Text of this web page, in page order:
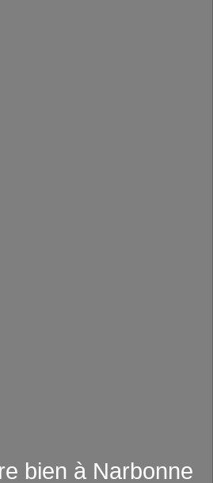
bien à Narbonne